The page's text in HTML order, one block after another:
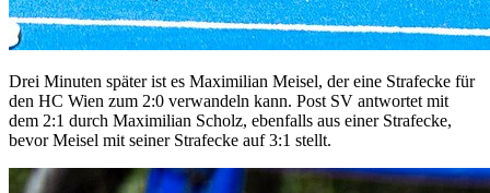
Drei Minuten später ist es Maximilian Meisel, der eine Strafecke für
den HC Wien zum 2:0 verwandeln kann. Post SV antwortet mit
dem 2:1 durch Maximilian Scholz, ebenfalls aus einer Strafecke,
bevor Meisel mit seiner Strafecke auf 3:1 stellt.